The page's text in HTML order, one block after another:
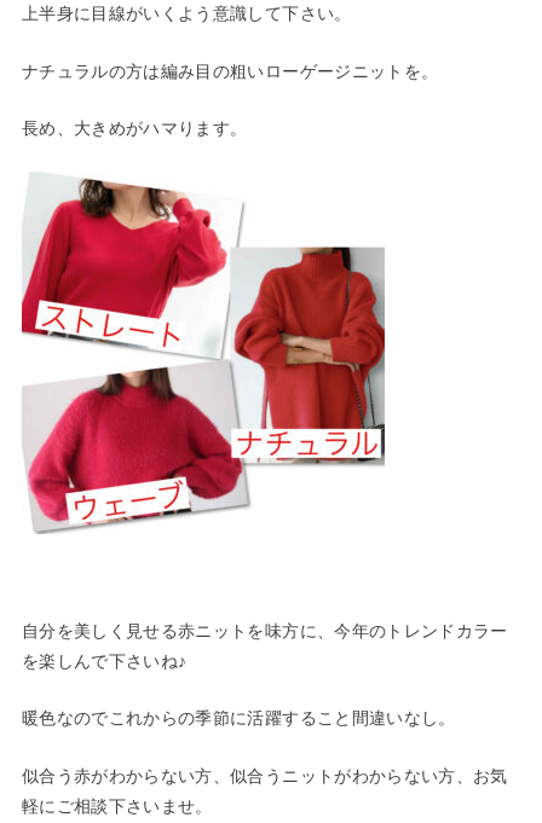
上半身に目線がいくよう意識して下さい。
ナチュラルの方は編み目の粗いローゲージニットを。
長め、大きめがハマります。
自分を美しく見せる赤ニットを味方に、今年のトレンドカラー
を楽しんで下さいね♪
暖色なのでこれからの季節に活躍すること間違いなし。
似合う赤がわからない方、似合うニットがわからない方、お気
軽にご相談下さいませ。